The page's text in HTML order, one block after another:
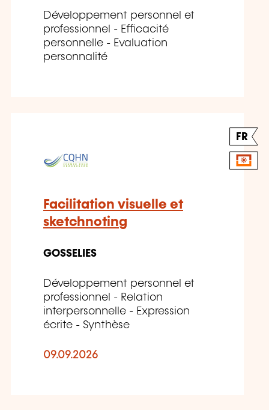
Développement personnel et
professionnel - Efficacité
personnelle - Evaluation
personnalité
FR
Facilitation visuelle et
sketchnoting
GOSSELIES
Développement personnel et
professionnel - Relation
interpersonnelle - Expression
écrite - Synthèse
09.09.2026